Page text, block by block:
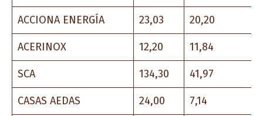
ACCIONA ENERGÍA 23,03 20,20
ACERINOX 12,20 11,84
SCA 134,30 41,97
CASAS AEDAS 24,00 7,14